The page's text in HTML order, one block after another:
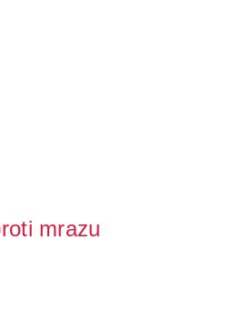
mrazu